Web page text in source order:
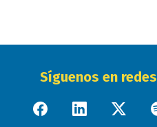
Síguenos en redes